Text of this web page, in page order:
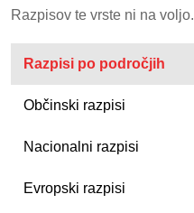
Razpisi po področjih
Občinski razpisi
Nacionalni razpisi
Evropski razpisi
Razpisov te vrste ni na voljo.